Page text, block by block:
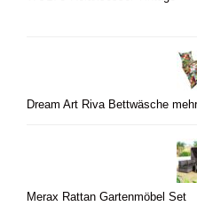
Dream Art Riva Bettwäsche
Merax Rattan Gartenmöbel Set